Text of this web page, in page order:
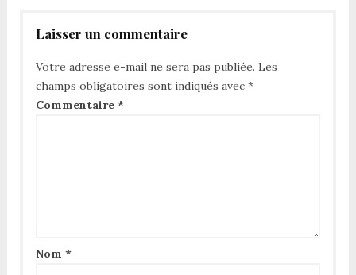
Laisser un commentaire
Votre adresse e-mail ne sera pas publiée. Les
champs obligatoires sont indiqués avec *
Commentaire *
Nom *